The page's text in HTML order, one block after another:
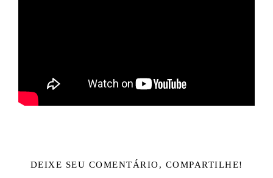
DEIXE SEU COMENTÁRIO, COMPARTILHE!